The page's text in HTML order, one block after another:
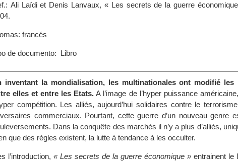
Ali Laïdi et Denis Lanvaux, « Les secrets de la guerre
francés
de documento: Libro
inventant la mondialisation, les multinationales ont modifié les
elles et entre les Etats. A l’image de l’hyper puissance
compétition. Les alliés, aujourd’hui solidaires contre le
commerciaux. Pourtant, cette guerre d’un nouveau genre
Dans la conquête des marchés il n’y a plus d’alliés,
que des règles existent, la lutte à tendance à les occulter.
l’introduction, « Les secrets de la guerre économique » entrainent le